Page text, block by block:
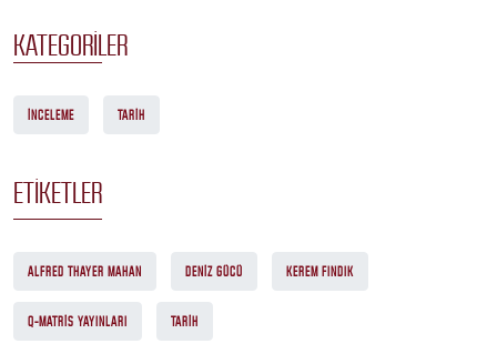
KATEGORILER
İNCELEME TARIH
ETIKETLER
ALFRED THAYER MAHAN DENIZ GÜCÜ KEREM FINDIK
Q-MATRIS YAYINLARI TARIH